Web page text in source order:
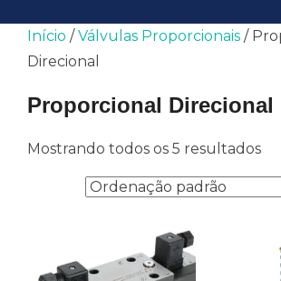
Início /Válvulas Proporcionais /
Direcional
Proporcional Direcional
Mostrando todos os 5 resultados